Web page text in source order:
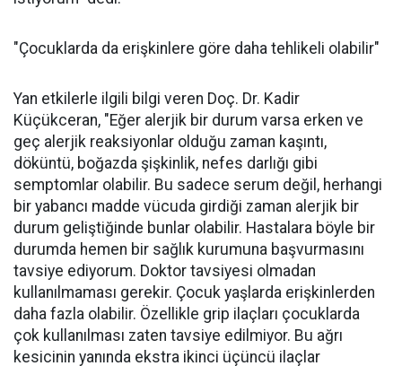
"Çocuklarda da erişkinlere göre daha tehlikeli olabilir"
Yan etkilerle ilgili bilgi veren Doç. Dr. Kadir
Küçükceran, "Eğer alerjik bir durum varsa erken ve
geç alerjik reaksiyonlar olduğu zaman kaşıntı,
döküntü, boğazda şişkinlik, nefes darlığı gibi
semptomlar olabilir. Bu sadece serum değil, herhangi
bir yabancı madde vücuda girdiği zaman alerjik bir
durum geliştiğinde bunlar olabilir. Hastalara böyle bir
durumda hemen bir sağlık kurumuna başvurmasını
tavsiye ediyorum. Doktor tavsiyesi olmadan
kullanılmaması gerekir. Çocuk yaşlarda erişkinlerden
daha fazla olabilir. Özellikle grip ilaçları çocuklarda
çok kullanılması zaten tavsiye edilmiyor. Bu ağrı
kesicinin yanında ekstra ikinci üçüncü ilaçlar